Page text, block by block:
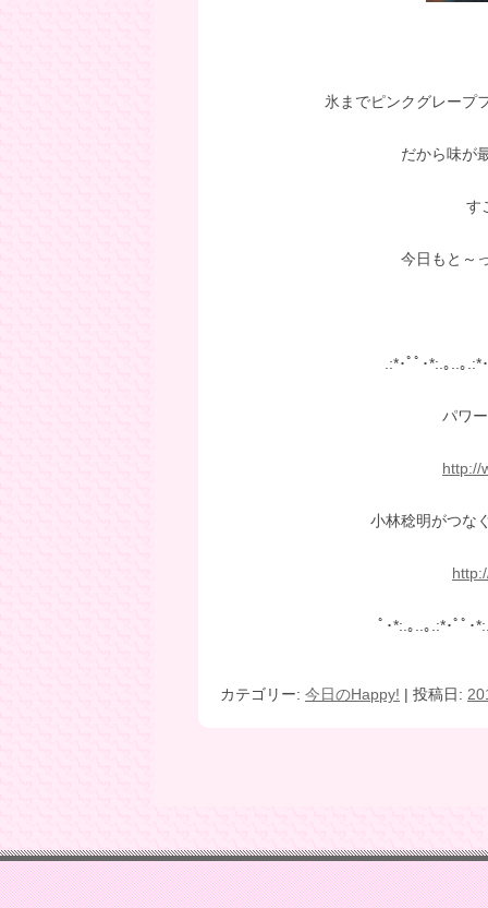
氷までピンクグレープ
だから味が
す
今日もと～
.:*･ﾟﾟ･*:.｡..｡
パワー
http://
小林稔明がつな
ﾟ･*:.｡..｡.:*･ﾟﾟ･
カテゴリー: 今日のHappy! | 投稿日: